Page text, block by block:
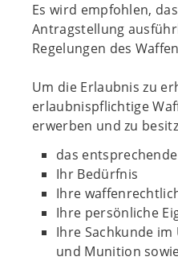
Es wird empfohlen,
Antragstellung
Regelungen des
Um die Erlaubnis zu
erlaubnispflichtige
erwerben und zu
das
Ihr Bedürfnis
Ihre
Ihre persönliche
Ihre Sachkunde
und Munition